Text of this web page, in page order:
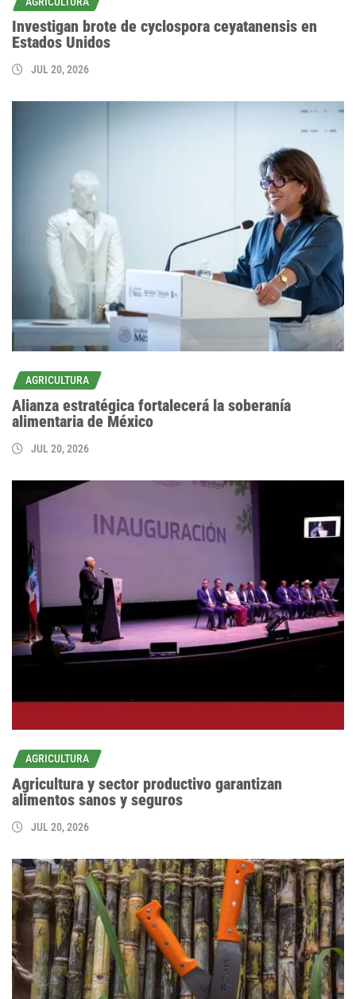
Investigan brote de cyclospora ceyatanensis en
Estados Unidos
JUL 20, 2026
AGRICULTURA
Alianza estratégica fortalecerá la soberanía
alimentaria de México
JUL 20, 2026
AGRICULTURA
Agricultura y sector productivo garantizan
alimentos sanos y seguros
JUL 20, 2026